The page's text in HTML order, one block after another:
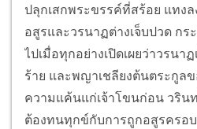
ปลุกเสกพระขรรค์ที่สร้อย แทง
อสูรและวรนาฏต่างเจ็บปวด ก
ไปเมื่อทุกอย่างเปิดเผยว่าวรนา
ร้าย และพญาเชลียงต้นตระกูลข
ความแค้นแก่เจ้าโขนก่อน วริน
ต้องทนทุกข์กับการถูกอสูรครอ